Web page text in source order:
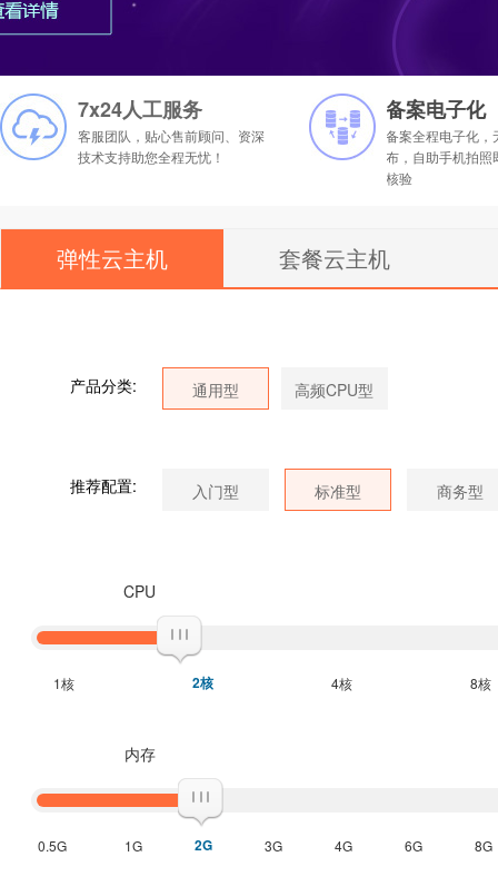
7x24人工服务
客服团队，贴心售前顾问、资深
技术支持助您全程无忧！
备案电子化
备案全程电子化，
布，自助手机拍照
核验
弹性云主机 套餐云主机
产品分类:
推荐配置:
CPU
1核 2核 4核 8核
内存
0.5G 1G 2G 3G 4G 6G 8G